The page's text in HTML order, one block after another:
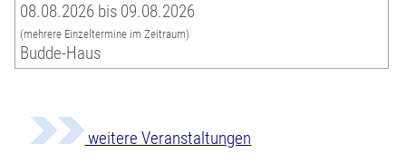
08.08.2026 bis 09.08.2026
(mehrere Einzeltermine im Zeitraum)
Budde-Haus
weitere Veranstaltungen